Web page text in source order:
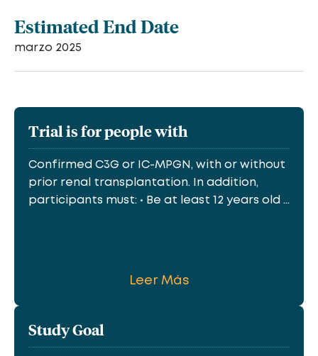
Estimated End Date
marzo 2025
Trial is for people with
Confirmed C3G or IC-MPGN, with or without
prior renal transplantation. In addition,
participants must: • Be at least 12 years old ...
Leer Más
Study Goal